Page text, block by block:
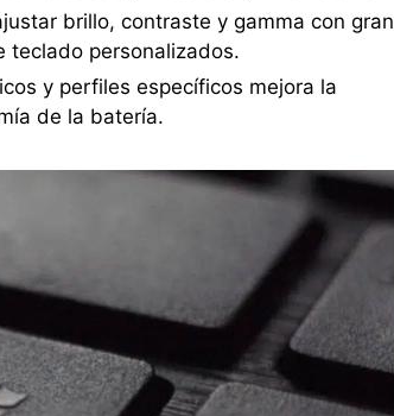
brillo, contraste y gamma con gran
teclado personalizados.
y perfiles específicos mejora la
de la batería.